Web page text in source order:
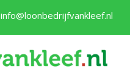
info@loonbedrijfvankleef.nl